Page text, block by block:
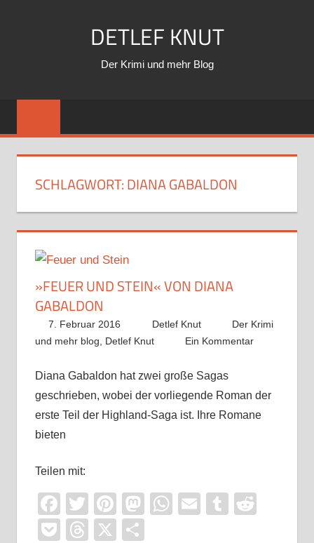
DETLEF KNUT
Der Krimi und mehr Blog
SCHLAGWORT:DIANA GABALDON
»FEUER UND STEIN« VON DIANA
GABALDON
7. Februar 2016 Detlef Knut
Der Krimi
und mehr blog
Detlef Knut Ein Kommentar
Diana Gabaldon hat zwei große Sagas
geschrieben, wobei der vorliegende Roman der
erste Teil der Highland-Saga ist. Ihre Romane
bieten
Teilen mit:
Facebook
TwitterPinterest
Mastodon
WhatsApp
EmailTumblr
PocketThreads
X